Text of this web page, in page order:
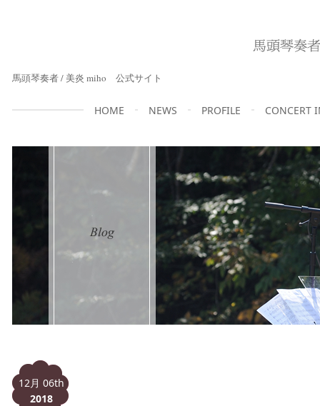
馬頭琴奏者 / 美炎 miho 公式サイト
HOME NEWS PROFILE CONCERT
12月 06th
2018